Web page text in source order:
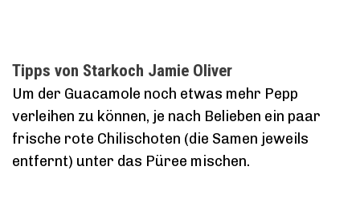
Tipps von Starkoch Jamie Oliver
Um der Guacamole noch etwas mehr Pepp
verleihen zu können, je nach Belieben ein paar
frische rote Chilischoten (die Samen jeweils
entfernt) unter das Püree mischen.